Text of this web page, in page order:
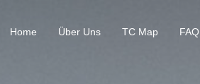
Home Über Uns TC Map FAQ